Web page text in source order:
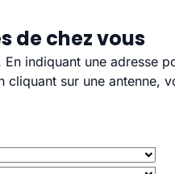
de chez vous
indiquant une adresse
sur une